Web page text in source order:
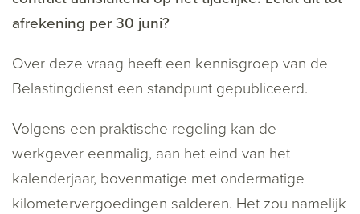
afrekening per 30 juni?
Over deze vraag heeft een kennisgroep van de
Belastingdienst een standpunt gepubliceerd.
Volgens een praktische regeling kan de
werkgever eenmalig, aan het eind van het
kalenderjaar, bovenmatige met ondermatige
kilometervergoedingen salderen. Het zou namelijk